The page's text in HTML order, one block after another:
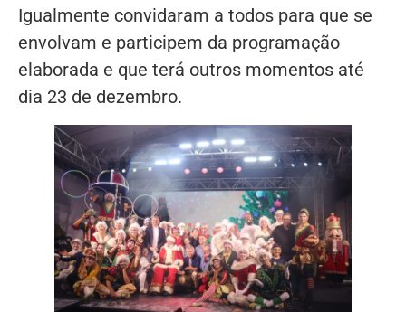
Igualmente convidaram a todos para que se
envolvam e participem da programação
elaborada e que terá outros momentos até
dia 23 de dezembro.